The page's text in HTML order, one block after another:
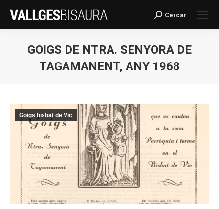
Search:
Cercar
GOIGS DE NTRA. SENYORA DE
TAGAMANENT, ANY 1968
Goigs bisbat de Vic